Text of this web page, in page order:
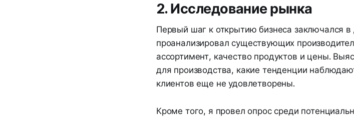
2. Исследование рынка
Первый шаг к открытию бизнеса заключался
проанализировал существующих
ассортимент, качество продуктов и цены.
для производства, какие тенденции
клиентов еще не удовлетворены.
Кроме того, я провел опрос среди